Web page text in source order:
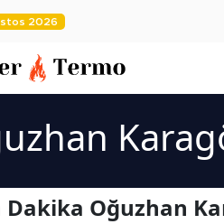
2026
Dakika Oğuzhan